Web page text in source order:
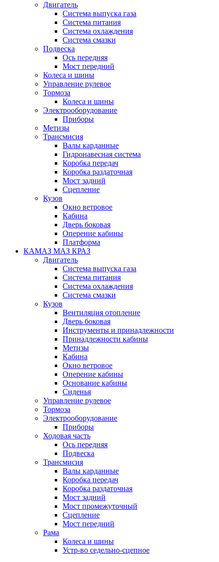
Двигатель
Система выпуска газа
Система питания
Система охлаждения
Система смазки
Подвеска
Ось передняя
Мост передний
Колеса и шины
Управление рулевое
Тормоза
Колеса и шины
Электрооборудование
Приборы
Метизы
Трансмисия
Валы карданные
Гидронавесная система
Коробка передач
Коробка раздаточная
Мост задний
Сцепление
Кузов
Окно ветровое
Кабина
Дверь боковая
Оперение кабины
Платформа
КАМАЗ МАЗ КРАЗ
Двигатель
Система выпуска газа
Система питания
Система охлаждения
Система смазки
Кузов
Вентиляция отопление
Дверь боковая
Инструменты и принадлежности
Принадлежности кабины
Метизы
Кабина
Окно ветровое
Оперение кабины
Основание кабины
Сиденья
Управление рулевое
Тормоза
Электрооборудование
Приборы
Ходовая часть
Ось передняя
Подвеска
Трансмисия
Валы карданные
Коробка передач
Коробка раздаточная
Мост задний
Мост промежуточный
Сцепление
Мост передний
Рама
Колеса и шины
Устр-во седельно-сцепное